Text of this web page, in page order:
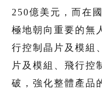
250億美元，而在
極地朝向重要的無
行控制晶片及模組
片及模組、飛行控
破，強化整體產品